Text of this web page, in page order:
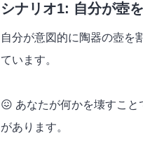
シナリオ1: 自分が壺
自分が意図的に陶器の壺を
ています。
😖 あなたが何かを壊すこ
があります。